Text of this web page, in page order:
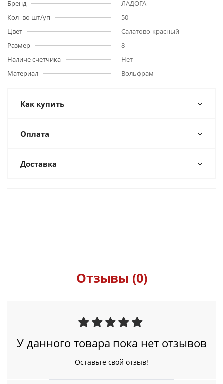
Бренд
ЛАДОГА
Кол- во шт/уп
50
Цвет
Салатово-красный
Размер
8
Наличе счетчика
Нет
Материал
Вольфрам
Как купить
Оплата
Доставка
Отзывы (0)
У данного товара пока нет отзывов
Оставьте свой отзыв!